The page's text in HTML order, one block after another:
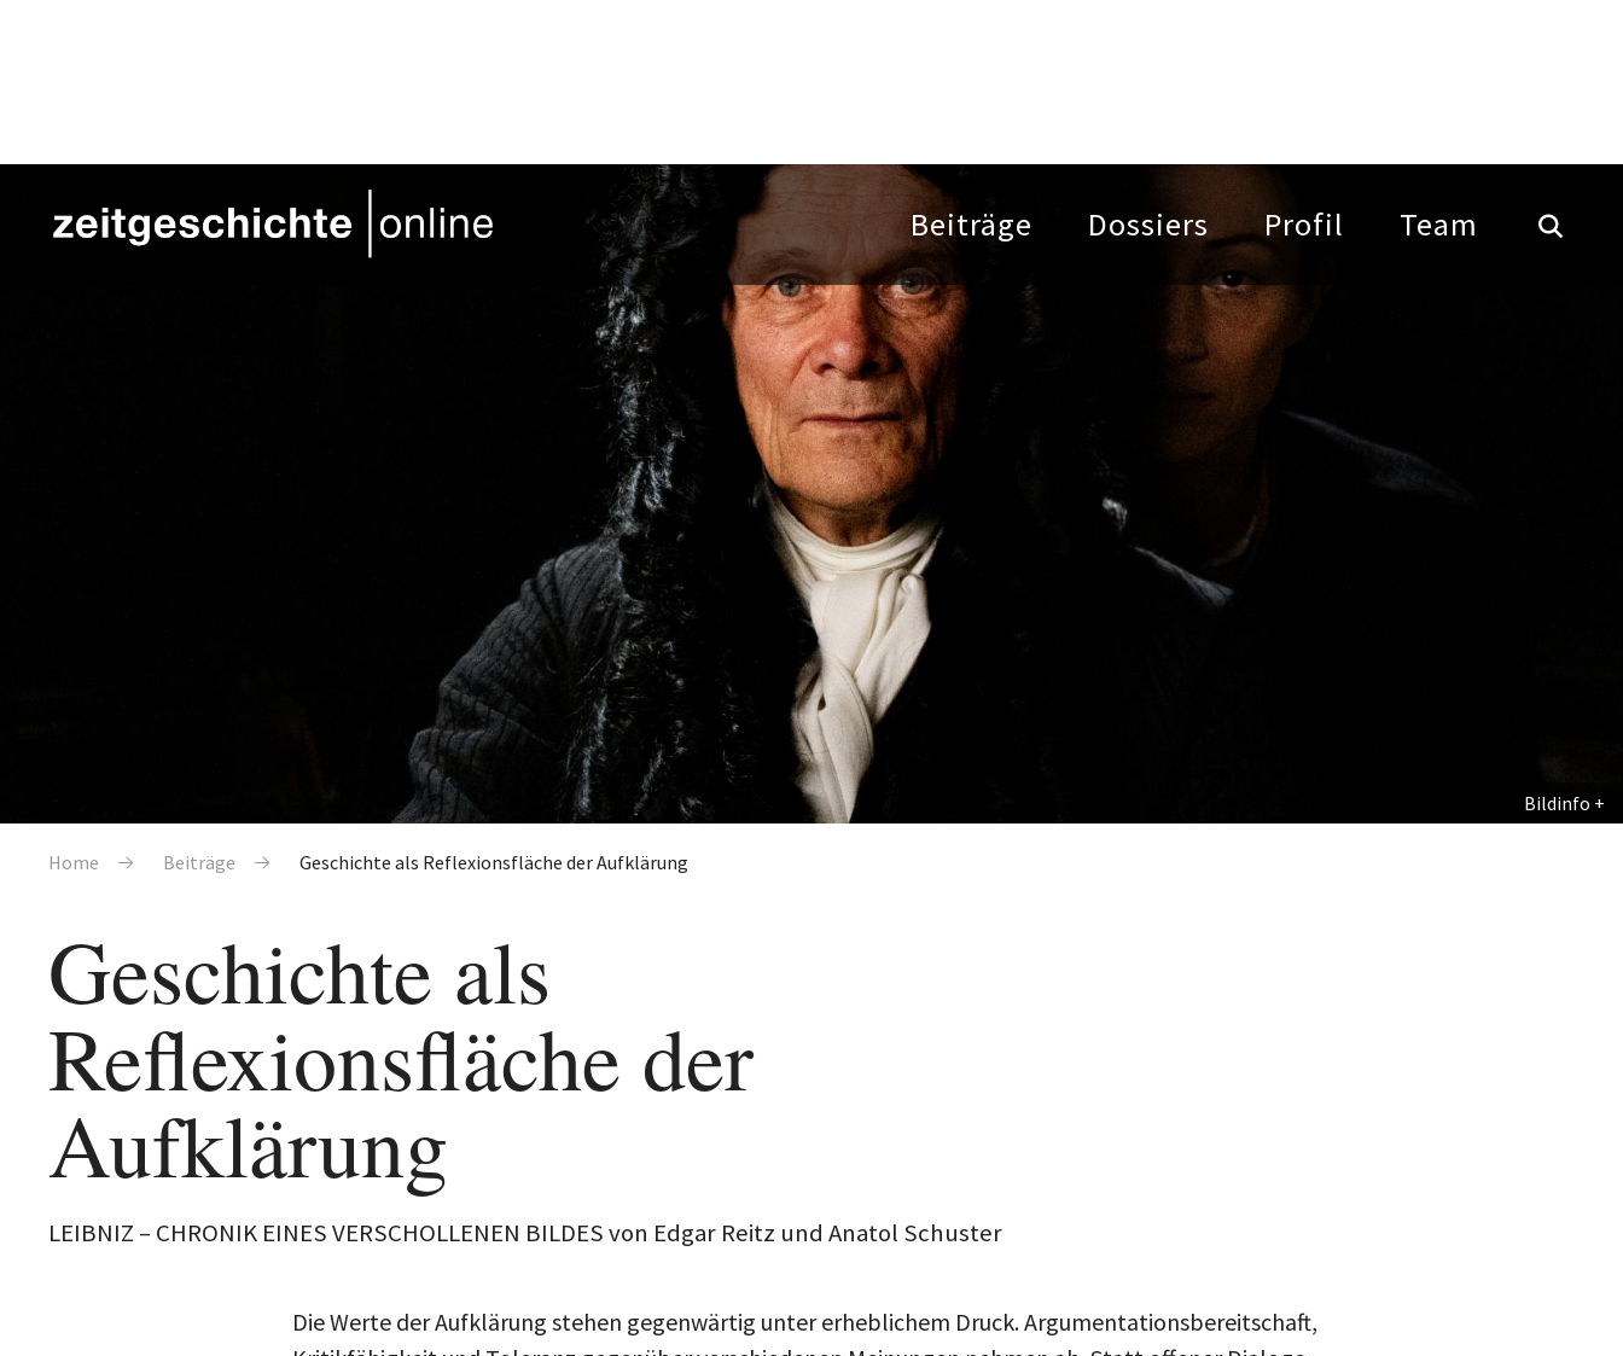
Bildinfo
Pfadnavigation
Home Beiträge Geschichte als Reflexionsfläche der Aufklärung
Geschichte als
Reflexionsfläche der
Aufklärung
LEIBNIZ – CHRONIK EINES VERSCHOLLENEN BILDES von Edgar Reitz und Anatol Schuster
Die Werte der Aufklärung stehen gegenwärtig unter erheblichem Druck. Argumentationsbereitschaft,
Kritikfähigkeit und Toleranz gegenüber verschiedenen Meinungen nehmen ab. Statt offener Dialoge